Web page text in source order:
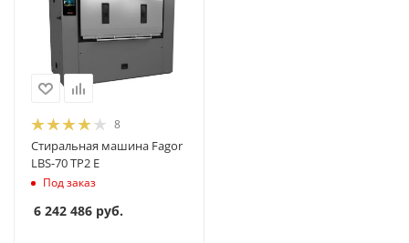
8
Стиральная машина Fagor
LBS-70 TP2 E
Под заказ
6 242 486 руб.